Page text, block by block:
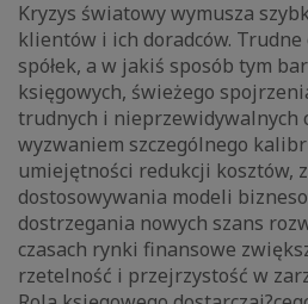
Kryzys światowy wymusza
klientów i ich doradców. Trudne
spółek, a w jakiś sposób tym
księgowych, świeżego
trudnych i nieprzewidywalnych
wyzwaniem szczególnego
umiejętności redukcji kosztów,
dostosowywania modeli
dostrzegania nowych szans
czasach rynki finansowe
rzetelność i przejrzystość w